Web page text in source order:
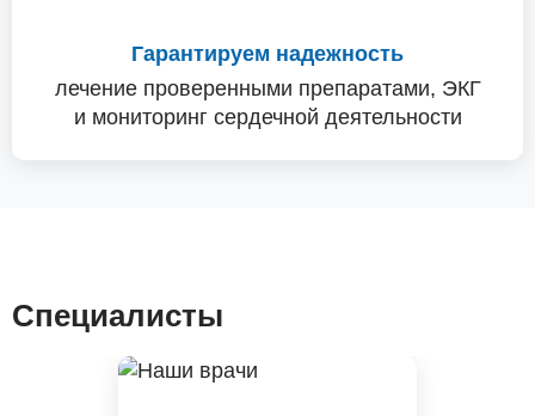
Гарантируем надежность
лечение проверенными препаратами, ЭКГ
и мониторинг сердечной деятельности
Специалисты